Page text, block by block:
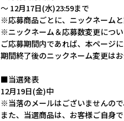
～ 12月17日(水)23:59まで
※応募商品ごとに、ニックネームと
※ニックネーム＆応募数変更につ
ご応募期間内であれば、本ページ
期間終了後のニックネーム変更は
■当選発表
12月19日(金)中
※当落のメールはございませんの
また、当選商品は、お客様ご自身